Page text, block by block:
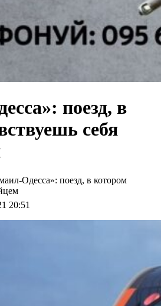
поезд, в
себя
Одесса»: поезд, в котором
20:51